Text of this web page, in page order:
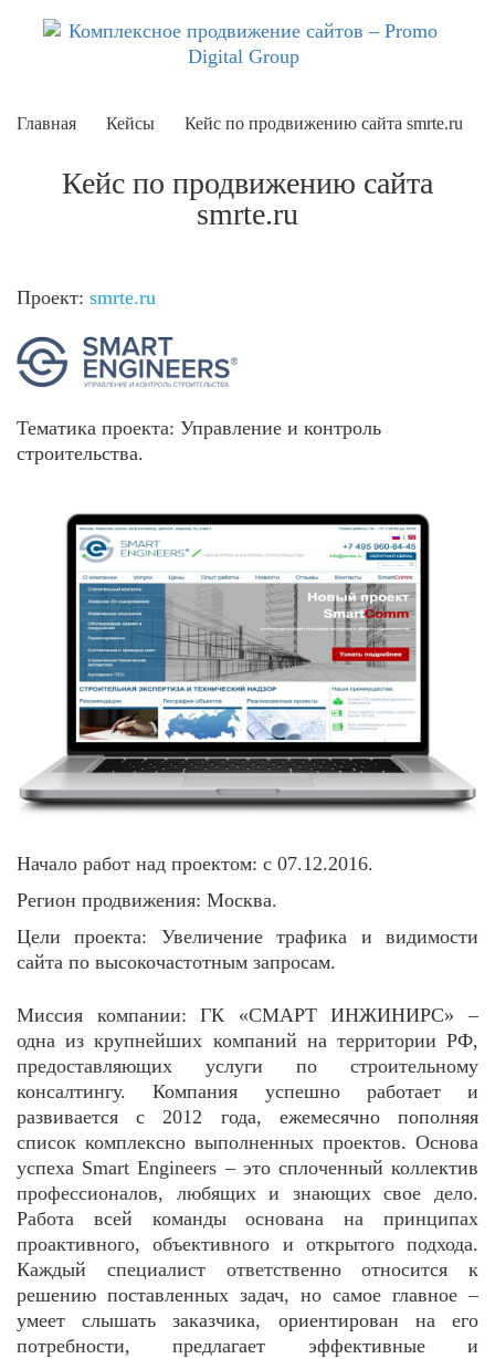
Главная Кейсы Кейс по продвижению сайта smrte.ru
Кейс по продвижению сайта
smrte.ru
Проект: smrte.ru
Тематика проекта: Управление и контроль
строительства.
Начало работ над проектом: с 07.12.2016.
Регион продвижения: Москва.
Цели проекта: Увеличение трафика и видимости
сайта по высокочастотным запросам.
Миссия компании: ГК «СМАРТ ИНЖИНИРС» –
одна из крупнейших компаний на территории РФ,
предоставляющих услуги по строительному
консалтингу. Компания успешно работает и
развивается с 2012 года, ежемесячно пополняя
список комплексно выполненных проектов. Основа
успеха Smart Engineers – это сплоченный коллектив
профессионалов, любящих и знающих свое дело.
Работа всей команды основана на принципах
проактивного, объективного и открытого подхода.
Каждый специалист ответственно относится к
решению поставленных задач, но самое главное –
умеет слышать заказчика, ориентирован на его
потребности, предлагает эффективные и